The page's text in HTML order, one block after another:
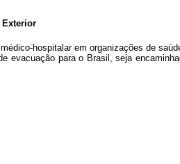
hospitalar em organizações de
evacuação para o Brasil, seja